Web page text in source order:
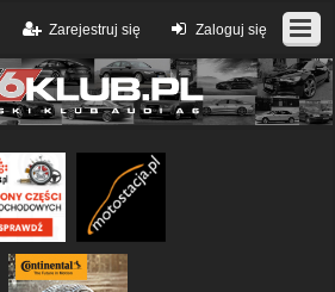
Zaloguj się
Zarejestruj się